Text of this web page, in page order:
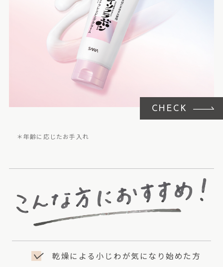
CHECK
＊年齢に応じたお手入れ
乾燥による小じわが気になり始めた方